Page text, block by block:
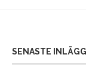
SENASTE INLÄGG